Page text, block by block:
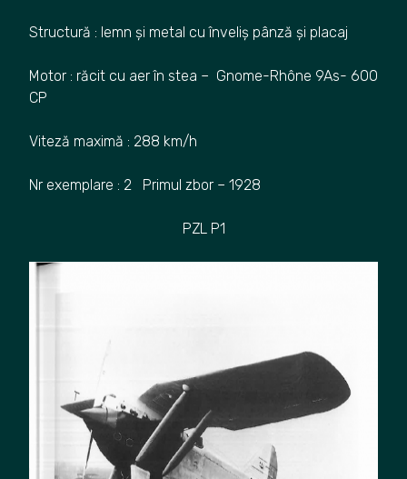
Structură : lemn și metal cu înveliș pânză și placaj
Motor : răcit cu aer în stea – Gnome-Rhône 9As- 600
CP
Viteză maximă : 288 km/h
Nr exemplare : 2 Primul zbor – 1928
PZL P1